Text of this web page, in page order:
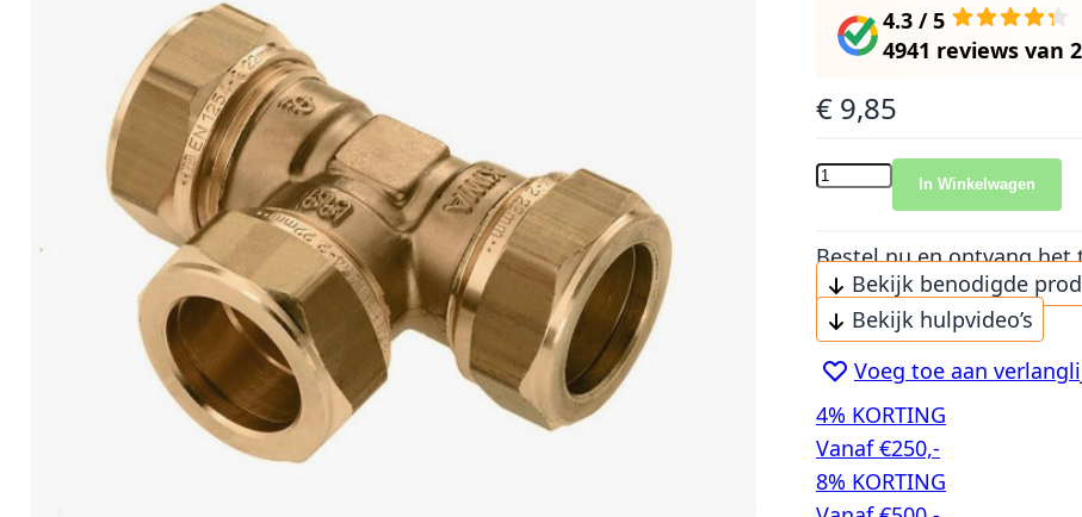
4.3 / 5
4941 reviews van
€ 9,85
In Winkelwagen
Bestel nu en ontvang het
Bekijk benodigde
Bekijk hulpvideo’s
Voeg toe aan
4% KORTING
Vanaf €250,-
8% KORTING